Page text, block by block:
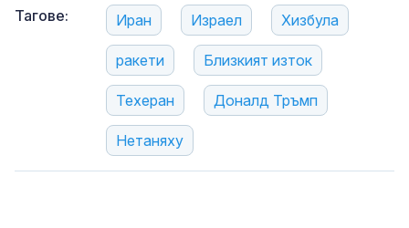
Тагове: Иран Израел Хизбула
ракети Близкият изток
Техеран Доналд Тръмп
Нетаняху